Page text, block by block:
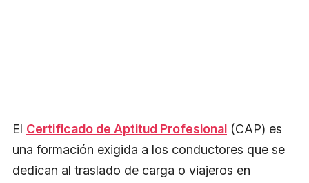
El Certificado de Aptitud Profesional (CAP) es
una formación exigida a los conductores que se
dedican al traslado de carga o viajeros en